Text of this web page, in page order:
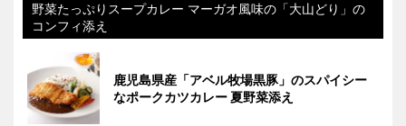
野菜たっぷりスープカレー マーガオ風味の「大山どり」の
コンフィ添え
鹿児島県産「アベル牧場黒豚」のスパイシー
なポークカツカレー 夏野菜添え